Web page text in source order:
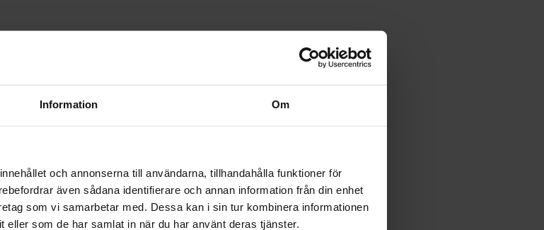
Information Om
och annonserna till användarna, tillhandahålla funktioner för
även sådana identifierare och annan information från din enhet
som vi samarbetar med. Dessa kan i sin tur kombinera informationen
eller som de har samlat in när du har använt deras tjänster.